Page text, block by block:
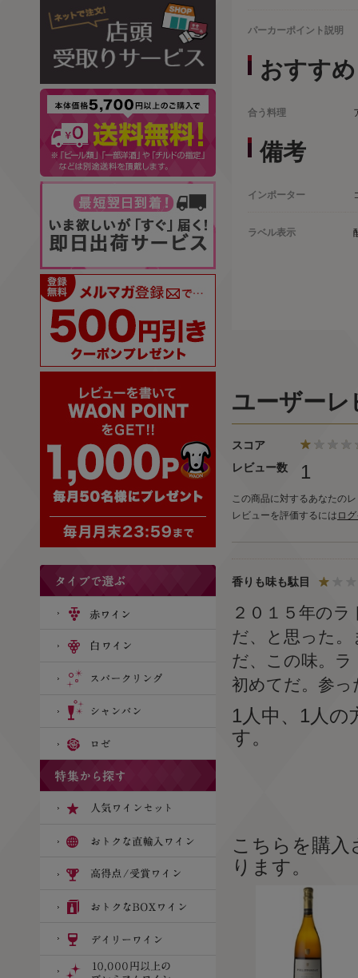
パーカーポイント説明
おすすめ
合う料理
備考
インポーター
ラベル表示
ユーザーレ
スコア
レビュー数
1
この商品に対するあなたの
レビューを評価するには ロ
香りも味も駄目
２０１５年の
だ、と思った
だ、この味。
初めてだ。参っ
1人中、1人
す。
こちらを購
ります。